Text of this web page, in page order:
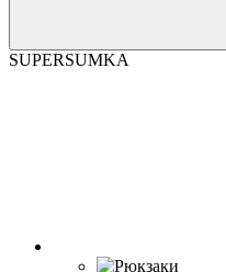
SUPERSUMKA